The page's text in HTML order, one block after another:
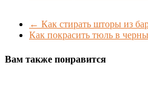
← Как стирать шторы из
Как покрасить тюль в
Вам также понравится